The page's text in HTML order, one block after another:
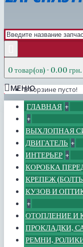
0 товар(ов) - 0.00 грн.
В корзине пусто!
МЕНЮ
ГЛАВНАЯ +
+
ВЫХЛОПНАЯ
ДВИГАТЕЛЬ +
ИНТЕРЬЕР +
КОРОБКА
КРЕПЕЖ
КУЗОВ И
+
ОТОПЛЕНИЕ И
ПРОКЛАДКИ,
РЕМНИ,